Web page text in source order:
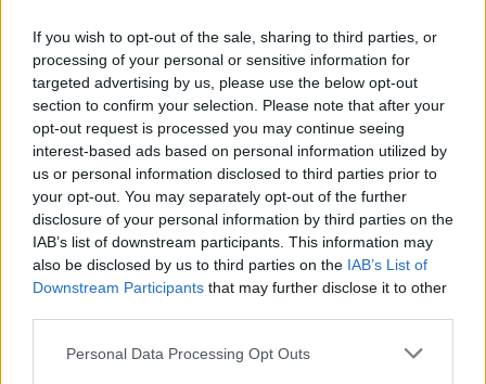
If you wish to opt-out of the sale, sharing to third parties, or
processing of your personal or sensitive information for
targeted advertising by us, please use the below opt-out
section to confirm your selection. Please note that after your
opt-out request is processed you may continue seeing
interest-based ads based on personal information utilized by
us or personal information disclosed to third parties prior to
your opt-out. You may separately opt-out of the further
disclosure of your personal information by third parties on the
IAB’s list of downstream participants. This information may
also be disclosed by us to third parties on the IAB’s List of
Downstream Participants that may further disclose it to other
Personal Data Processing Opt Outs
31/01/2020
GARA DI CREATIVITÀ
Papa Francesco, lo schiaffo
scatena l'ironia sui social
05/01/2020
FAR WEST A CINECITTÀ EST
Rapina nel bar-tabacchi ladro